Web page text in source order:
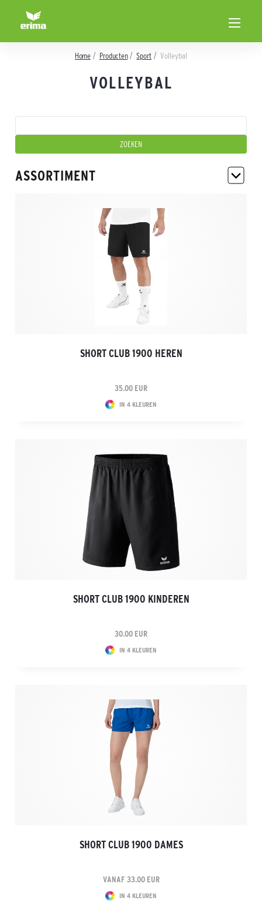
Home Producten Sport Volleybal
VOLLEYBAL
ASSORTIMENT
SHORT CLUB 1900 HEREN
35.00 EUR
IN 4 KLEUREN
SHORT CLUB 1900 KINDEREN
30.00 EUR
IN 4 KLEUREN
SHORT CLUB 1900 DAMES
VANAF 33.00 EUR
IN 4 KLEUREN